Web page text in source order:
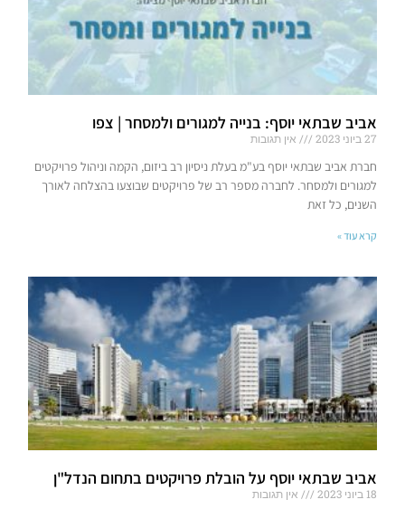
אביב שבתאי יוסף: בנייה למגורים ולמסחר | צפו
27 ביוני 2023 אין תגובות
חברת אביב שבתאי יוסף בע"מ בעלת ניסיון רב ביזום, הקמה וניהול פרויקטים
למגורים ולמסחר. לחברה מספר רב של פרויקטים שבוצעו בהצלחה לאורך
השנים, כל זאת
קרא עוד »
אביב שבתאי יוסף על הובלת פרויקטים בתחום הנדל"ן
18 ביוני 2023 אין תגובות